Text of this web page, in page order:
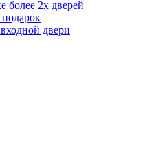
более 2х дверей
двери